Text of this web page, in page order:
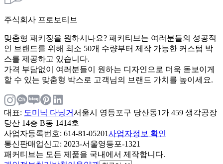
주식회사 프로보티브
맞춤형 패키징을 원하시나요? 패커티브는 여러분들의 성공적
인 브랜드를 위해 최소 50개 수량부터 제작 가능한 커스텀 박
스를 제공하고 있습니다.
가격 부담없이 여러분들이 원하는 디자인으로 더욱 돋보이게
할 수 있는 맞춤형 박스로 고객님의 브랜드 가치를 높이세요.
대표: 도미닉 다닝거서울시 영등포구 당산동1가 459 생각공장
당산 14층 B동 1414호
사업자등록번호: 614-81-05201사업자정보 확인
통신판매업신고: 2023-서울영등포-1321
패커티브는 모든 제품을 국내에서 제작합니다.